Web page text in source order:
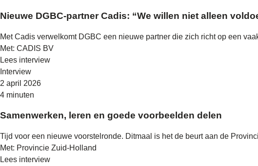
Nieuwe DGBC-partner Cadis: “We willen niet alleen
Met Cadis verwelkomt DGBC een nieuwe partner die zich richt op een
Met: CADIS BV
Lees interview
Interview
2 april 2026
4 minuten
Samenwerken, leren en goede voorbeelden delen
Tijd voor een nieuwe voorstelronde. Ditmaal is het de beurt aan de
Met: Provincie Zuid-Holland
Lees interview